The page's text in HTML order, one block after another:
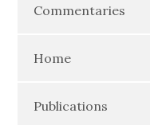
Commentaries
Home
Publications